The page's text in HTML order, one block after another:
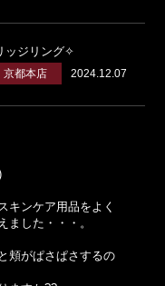
ッジリング✧
2024.12.07
京都本店
キンケア用品をよく
ました・・・。
頬がぱさぱさするの